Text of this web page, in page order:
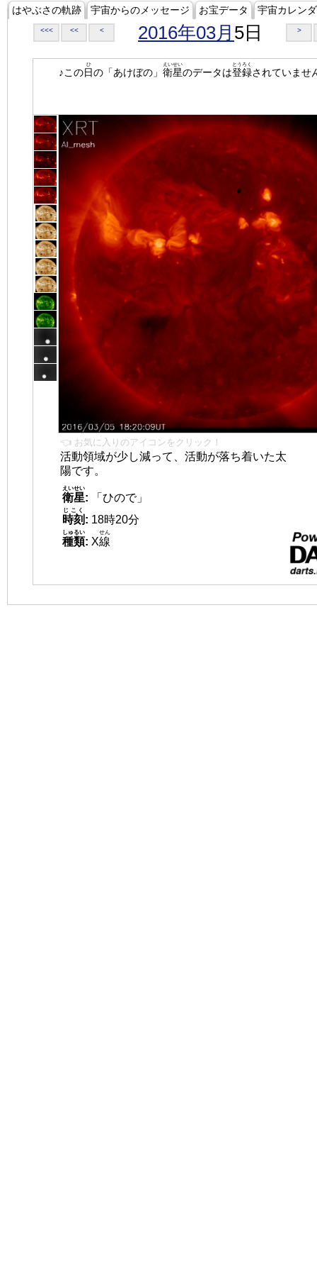
はやぶさの軌跡 宇宙からのメッセージ お宝データ 宇宙カレン
<<< << < 2016年03月 5日 >
♪この日
ひ
の「あけぼの」 衛星
えいせい
のデータは登録
とうろく
されていませ
👈 お気に入りのアイコンをクリック！
活動領域が少し減って、活動が落ち着いた太
陽です。
衛星
えいせい
:
「ひので」
時刻
じこく
: 18時20分
種類
しゅるい
: X線
せん